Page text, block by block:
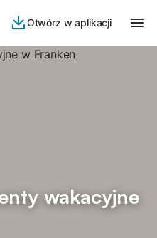
Otwórz w aplikacji
wakacyjne